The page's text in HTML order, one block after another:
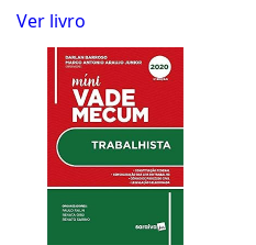
Ver livro